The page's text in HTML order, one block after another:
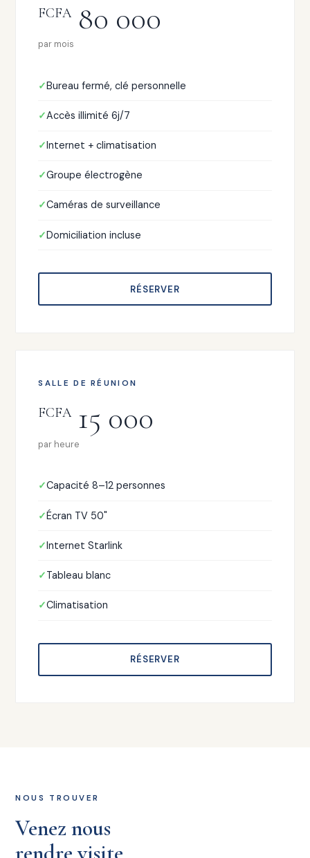
FCFA80 000
par mois
Bureau fermé, clé personnelle
Accès illimité 6j/7
Internet + climatisation
Groupe électrogène
Caméras de surveillance
Domiciliation incluse
RÉSERVER
SALLE DE RÉUNION
FCFA15 000
par heure
Capacité 8–12 personnes
Écran TV 50"
Internet Starlink
Tableau blanc
Climatisation
RÉSERVER
NOUS TROUVER
Venez nous